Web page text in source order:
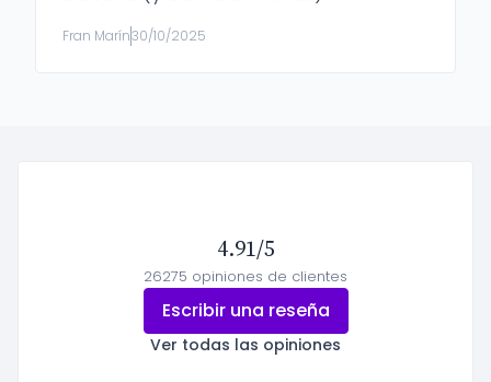
Fran Marín30/10/2025
4.91/5
26275 opiniones de clientes
Escribir una reseña
Ver todas las opiniones